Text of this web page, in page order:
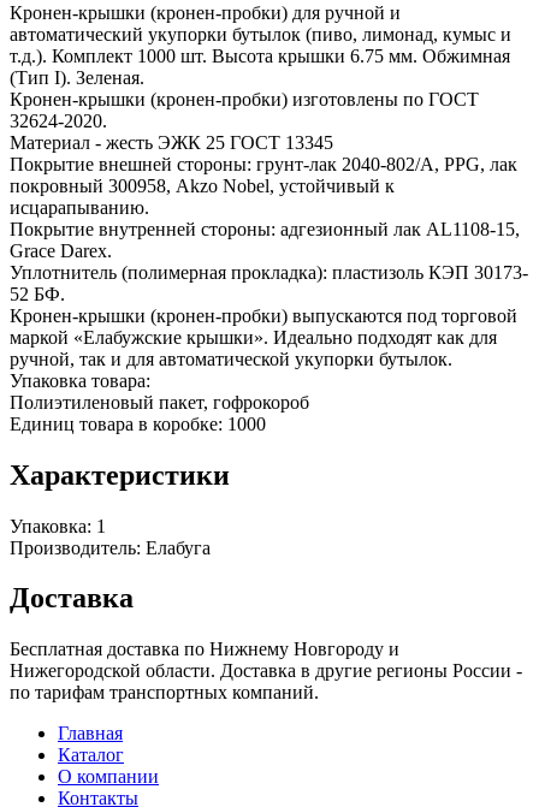
Кронен-крышки (кронен-пробки) для ручной и
автоматический укупорки бутылок (пиво, лимонад, кумыс и
т.д.). Комплект 1000 шт. Высота крышки 6.75 мм. Обжимная
(Тип I). Зеленая.
Кронен-крышки (кронен-пробки) изготовлены по ГОСТ
32624-2020.
Материал - жесть ЭЖК 25 ГОСТ 13345
Покрытие внешней стороны: грунт-лак 2040-802/А, PPG, лак
покровный 300958, Akzo Nobel, устойчивый к
исцарапыванию.
Покрытие внутренней стороны: адгезионный лак AL1108-15,
Grace Darex.
Уплотнитель (полимерная прокладка): пластизоль КЭП 30173-
52 БФ.
Кронен-крышки (кронен-пробки) выпускаются под торговой
маркой «Елабужские крышки». Идеально подходят как для
ручной, так и для автоматической укупорки бутылок.
Упаковка товара:
Полиэтиленовый пакет, гофрокороб
Единиц товара в коробке: 1000
Характеристики
Упаковка: 1
Производитель: Елабуга
Доставка
Бесплатная доставка по Нижнему Новгороду и
Нижегородской области. Доставка в другие регионы России -
по тарифам транспортных компаний.
Главная
Каталог
О компании
Контакты